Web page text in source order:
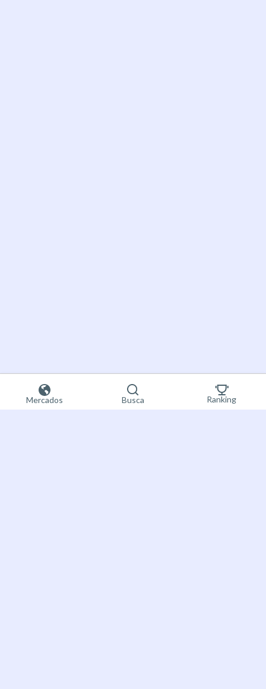
Mercados Busca Ranking